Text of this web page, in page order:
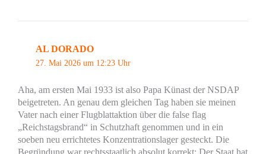
AL DORADO
27. Mai 2026 um 12:23 Uhr
Aha, am ersten Mai 1933 ist also Papa Künast der NSDAP
beigetreten. An genau dem gleichen Tag haben sie meinen
Vater nach einer Flugblattaktion über die false flag
„Reichstagsbrand“ in Schutzhaft genommen und in ein
soeben neu errichtetes Konzentrationslager gesteckt. Die